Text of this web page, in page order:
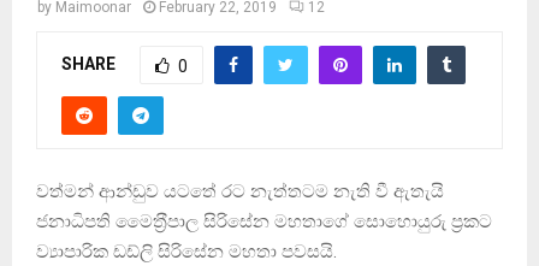
by Maimoonar February 22, 2019 12
SHARE 0
වත්මන් ආන්ඩුව යටතේ රට නැත්තටම නැති වී ඇතැයි
ජනාධිපති මෛත‍්‍රීපාල සිරිසේන මහතාගේ සොහොයුරු ප‍්‍රකට
ව්‍යාපාරික ඩඩ්ලි සිරිසේන මහතා පවසයි.